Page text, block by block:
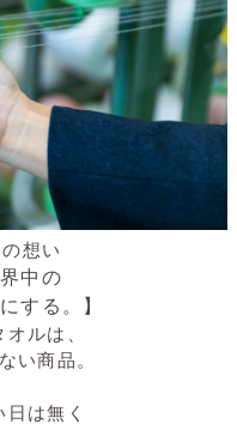
想い
中の
する。】
ルは、
い商品。
は無く